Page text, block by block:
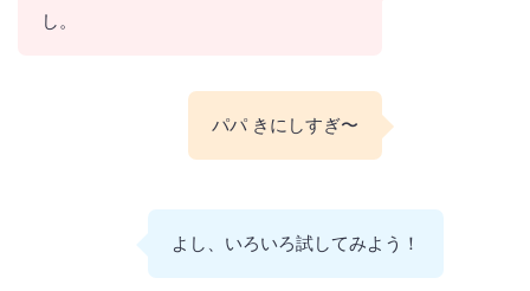
し。
パパ きにしすぎ〜
よし、いろいろ試してみよう！